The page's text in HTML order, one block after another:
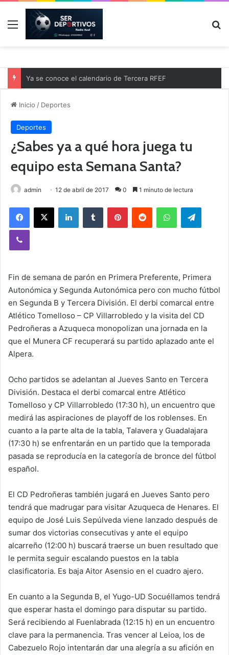
Menú
Ya se conoce el calendario de Tercera RFEF
Inicio / Deportes
Deportes
¿Sabes ya a qué hora juega tu
equipo esta Semana Santa?
admin 12 de abril de 2017 0 1 minuto de lectura
Fin de semana de parón en Primera Preferente, Primera
Autonómica y Segunda Autonómica pero con mucho fútbol
en Segunda B y Tercera División. El derbi comarcal entre
Atlético Tomelloso – CP Villarrobledo y la visita del CD
Pedroñeras a Azuqueca monopolizan una jornada en la
que el Munera CF recuperará su partido aplazado ante el
Alpera.
Ocho partidos se adelantan al Jueves Santo en Tercera
División. Destaca el derbi comarcal entre Atlético
Tomelloso y CP Villarrobledo (17:30 h), un encuentro que
medirá las aspiraciones de playoff de los roblenses. En
cuanto a la parte alta de la tabla, Talavera y Guadalajara
(17:30 h) se enfrentarán en un partido que la temporada
pasada se reproducía en la categoría de bronce del fútbol
español.
El CD Pedroñeras también jugará en Jueves Santo pero
tendrá que madrugar para visitar Azuqueca de Henares. El
equipo de José Luis Sepúlveda viene lanzado después de
sumar dos victorias consecutivas y ante el equipo
alcarreño (12:00 h) buscará traerse un buen resultado que
le permita seguir escalando puestos en la tabla
clasificatoria. Es baja Aitor Asensio en el cuadro ajero.
En cuanto a la Segunda B, el Yugo-UD Socuéllamos tendrá
que esperar hasta el domingo para disputar su partido.
Será recibiendo al Fuenlabrada (12:15 h) en un encuentro
clave para la permanencia. Tras vencer al Leioa, los de
Cabezuelo Rojo intentarán dar una alegría a su afición en